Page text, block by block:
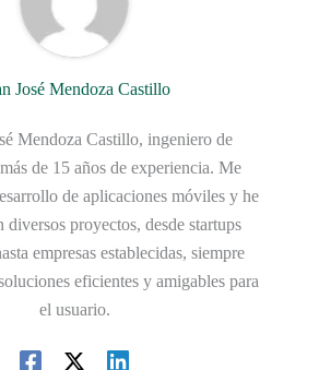
José Mendoza Castillo
Mendoza Castillo, ingeniero de
de 15 años de experiencia. Me
de aplicaciones móviles y he
diversos proyectos, desde startups
empresas establecidas, siempre
eficientes y amigables para
el usuario.